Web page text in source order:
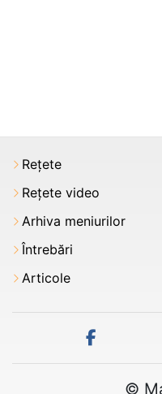
Rețete
Rețete video
Arhiva meniurilor
Întrebări
Articole
facebook
©